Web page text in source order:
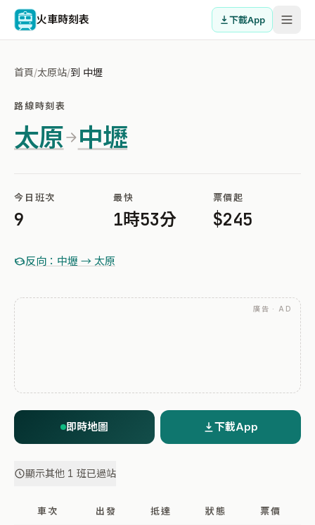
火車時刻表 下載App
首頁/太原站/到 中壢
路線時刻表
太原 中壢
今日班次
9
最快
1時53分
票價起
$245
反向：中壢 → 太原
廣告 · AD
即時地圖 下載App
顯示其他 1 班已過站
車次 出發 抵達 狀態 票價